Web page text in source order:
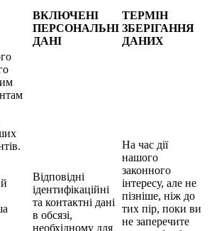
ВКЛЮЧЕНІ
ПЕРСОНАЛЬНІ
ДАНІ
ТЕРМІН
ЗБЕРІГАННЯ
ДАНИХ
Відповідні
ідентифікаційні
та контактні дані
в обсязі,
необхідному для
На час дії
нашого
законного
інтересу, але не
пізніше, ніж до
тих пір, поки ви
не заперечите